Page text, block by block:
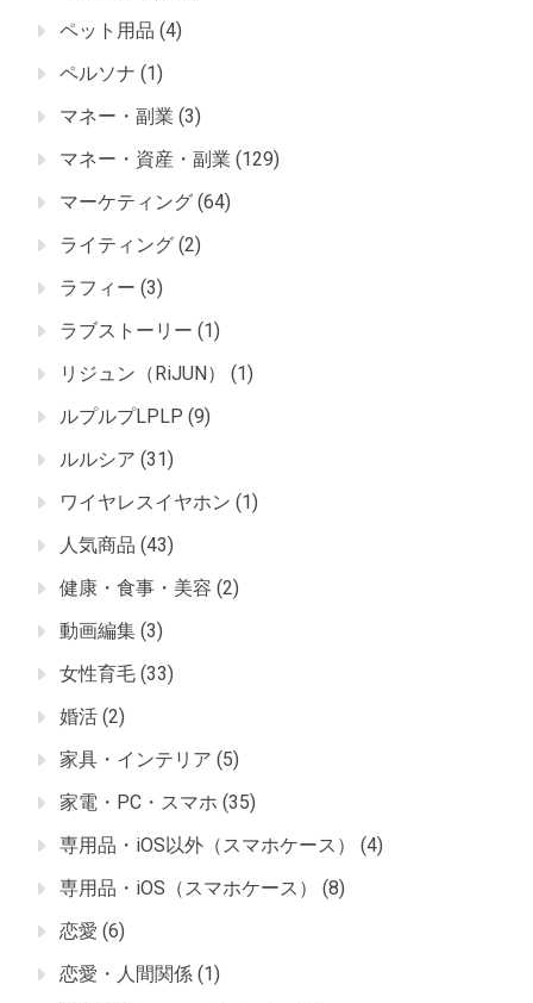
ペット用品 (4)
ペルソナ (1)
マネー・副業 (3)
マネー・資産・副業 (129)
マーケティング (64)
ライティング (2)
ラフィー (3)
ラブストーリー (1)
リジュン（RiJUN）
(1)
ルプルプLPLP (9)
ルルシア (31)
ワイヤレスイヤホン (1)
人気商品 (43)
健康・食事・美容 (2)
動画編集 (3)
女性育毛 (33)
婚活 (2)
家具・インテリア (5)
家電・PC・スマホ (35)
専用品・iOS以外（スマホケース）
(4)
専用品・iOS（スマホケース）
(8)
恋愛 (6)
恋愛・人間関係 (1)